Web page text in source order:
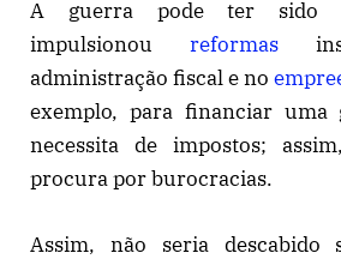
A guerra pode ter sido
impulsionou reformas
administração fiscal e no
exemplo, para financiar uma
necessita de impostos;
procura por burocracias.
Assim, não seria descabido